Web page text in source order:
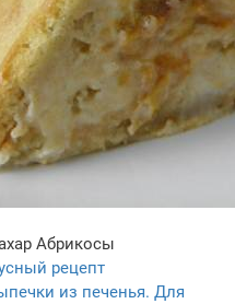
Абрикосы
рецепт
из печенья. Для